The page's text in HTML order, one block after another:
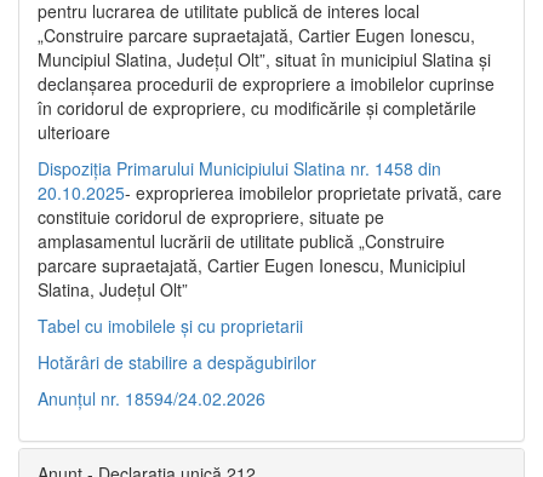
pentru lucrarea de utilitate publică de interes local
„Construire parcare supraetajată, Cartier Eugen Ionescu,
Muncipiul Slatina, Judeţul Olt”, situat în municipiul Slatina şi
declanşarea procedurii de expropriere a imobilelor cuprinse
în coridorul de expropriere, cu modificările şi completările
ulterioare
Dispoziția Primarului Municipiului Slatina nr. 1458 din
20.10.2025- exproprierea imobilelor proprietate privată, care
constituie coridorul de expropriere, situate pe
amplasamentul lucrării de utilitate publică „Construire
parcare supraetajată, Cartier Eugen Ionescu, Municipiul
Slatina, Județul Olt”
Tabel cu imobilele și cu proprietarii
Hotărâri de stabilire a despăgubirilor
Anunțul nr. 18594/24.02.2026